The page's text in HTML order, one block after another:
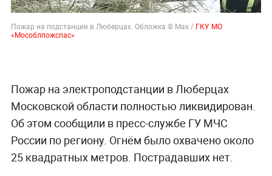
Пожар на подстанции в Люберцах. Обложка © Max / ГКУ МО
«Мособлпожспас»
Пожар на электроподстанции в Люберцах
Московской области полностью ликвидирован.
Об этом сообщили в пресс-службе ГУ МЧС
России по региону. Огнём было охвачено около
25 квадратных метров. Пострадавших нет.